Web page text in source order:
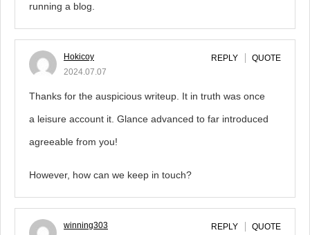
running a blog.
Hokicoy
2024.07.07
REPLY QUOTE
Thanks for the auspicious writeup. It in truth was once
a leisure account it. Glance advanced to far introduced
agreeable from you!
However, how can we keep in touch?
winning303
REPLY QUOTE